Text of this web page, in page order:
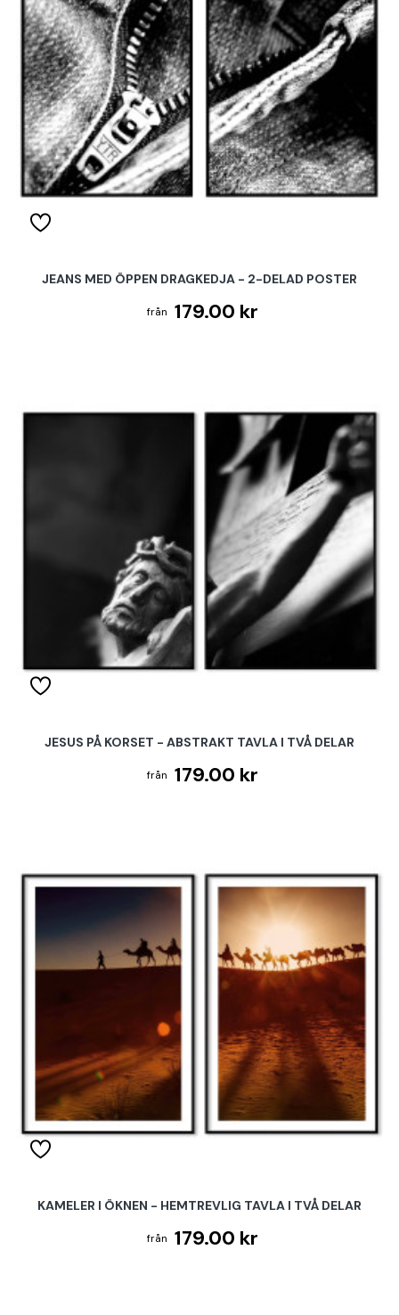
JEANS MED ÖPPEN DRAGKEDJA - 2-DELAD POSTER
179.00 kr
JESUS PÅ KORSET - ABSTRAKT TAVLA I TVÅ DELAR
179.00 kr
KAMELER I ÖKNEN - HEMTREVLIG TAVLA I TVÅ DELAR
179.00 kr